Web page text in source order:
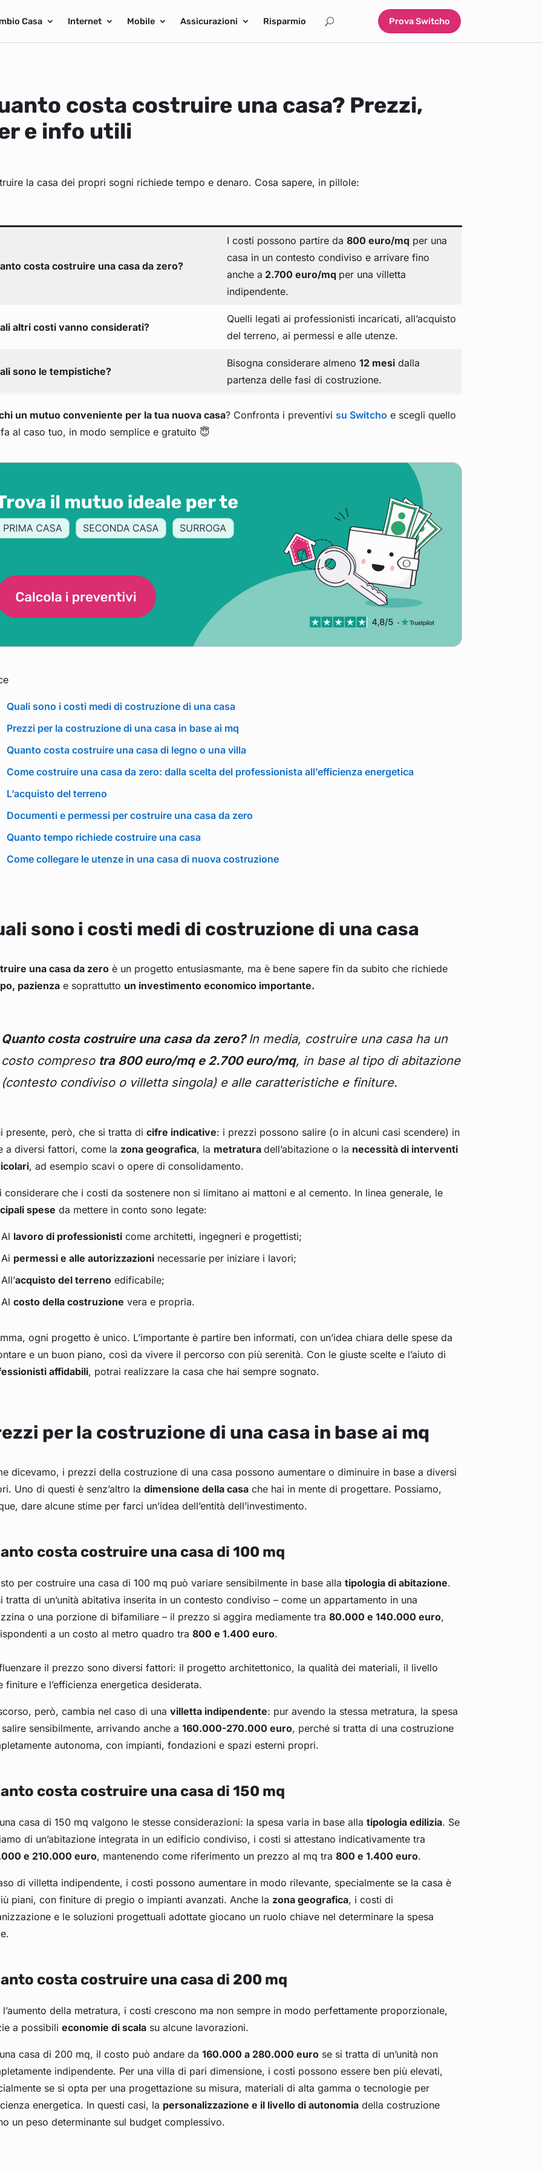
Casa Internet Mobile Assicurazioni Risparmio Prova Switcho
costa costruire una casa? Prezzi,
e info utili
la casa dei propri sogni richiede tempo e denaro. Cosa sapere, in pillole:
costa costruire una casa da zero?
I costi possono partire da 800 euro/mq per una
casa in un contesto condiviso e arrivare fino
anche a 2.700 euro/mq per una villetta
indipendente.
altri costi vanno considerati?
Quelli legati ai professionisti incaricati, all’acquisto
del terreno, ai permessi e alle utenze.
sono le tempistiche?
Bisogna considerare almeno 12 mesidalla
partenza delle fasi di costruzione.
un mutuo conveniente per la tua nuova casa? Confronta i preventivi su Switcho e scegli quello
al caso tuo, in modo semplice e gratuito 😇
Quali sono i costi medi di costruzione di una casa
Prezzi per la costruzione di una casa in base ai mq
Quanto costa costruire una casa di legno o una villa
Come costruire una casa da zero: dalla scelta del professionista all’efficienza energetica
L’acquisto del terreno
Documenti e permessi per costruire una casa da zero
Quanto tempo richiede costruire una casa
Come collegare le utenze in una casa di nuova costruzione
sono i costi medi di costruzione di una casa
una casa da zeroè un progetto entusiasmante, ma è bene sapere fin da subito che richiede
pazienzae soprattutto un investimento economico importante.
Quanto costa costruire una casa da zero?In media, costruire una casa ha un
costo compreso tra 800 euro/mq e 2.700 euro/mq, in base al tipo di abitazione
(contesto condiviso o villetta singola) e alle caratteristiche e finiture.
presente, però, che si tratta di cifre indicative: i prezzi possono salire (o in alcuni casi scendere) in
a diversi fattori, come la zona geografica, la metratura dell’abitazione o la necessità di interventi
, ad esempio scavi o opere di consolidamento.
considerare che i costi da sostenere non si limitano ai mattoni e al cemento. In linea generale, le
spese da mettere in conto sono legate:
Al lavoro di professionisti come architetti, ingegneri e progettisti;
Ai permessi e alle autorizzazioni necessarie per iniziare i lavori;
All’acquisto del terreno edificabile;
Alcosto della costruzione vera e propria.
ogni progetto è unico. L’importante è partire ben informati, con un’idea chiara delle spese da
e un buon piano, così da vivere il percorso con più serenità. Con le giuste scelte e l’aiuto di
affidabili, potrai realizzare la casa che hai sempre sognato.
per la costruzione di una casa in base ai mq
dicevamo, i prezzi della costruzione di una casa possono aumentare o diminuire in base a diversi
Uno di questi è senz’altro la dimensione della casache hai in mente di progettare. Possiamo,
dare alcune stime per farci un’idea dell’entità dell’investimento.
costa costruire una casa di 100 mq
per costruire una casa di 100 mq può variare sensibilmente in base alla tipologia di abitazione.
tratta di un’unità abitativa inserita in un contesto condiviso – come un appartamento in una
o una porzione di bifamiliare – il prezzo si aggira mediamente tra 80.000 e 140.000 euro,
a un costo al metro quadro tra 800 e 1.400 euro.
il prezzo sono diversi fattori: il progetto architettonico, la qualità dei materiali, il livello
finiture e l’efficienza energetica desiderata.
però, cambia nel caso di una villetta indipendente: pur avendo la stessa metratura, la spesa
sensibilmente, arrivando anche a 160.000-270.000 euro, perché si tratta di una costruzione
autonoma, con impianti, fondazioni e spazi esterni propri.
costa costruire una casa di 150 mq
casa di 150 mq valgono le stesse considerazioni: la spesa varia in base alla tipologia edilizia. Se
di un’abitazione integrata in un edificio condiviso, i costi si attestano indicativamente tra
e 210.000 euro, mantenendo come riferimento un prezzo al mq tra 800 e 1.400 euro.
di villetta indipendente, i costi possono aumentare in modo rilevante, specialmente se la casa è
piani, con finiture di pregio o impianti avanzati. Anche la zona geografica, i costi di
e le soluzioni progettuali adottate giocano un ruolo chiave nel determinare la spesa
costa costruire una casa di 200 mq
l’aumento della metratura, i costi crescono ma non sempre in modo perfettamente proporzionale,
a possibili economie di scalasu alcune lavorazioni.
casa di 200 mq, il costo può andare da 160.000 a 280.000 eurose si tratta di un’unità non
indipendente. Per una villa di pari dimensione, i costi possono essere ben più elevati,
se si opta per una progettazione su misura, materiali di alta gamma o tecnologie per
energetica. In questi casi, la personalizzazione e il livello di autonomiadella costruzione
un peso determinante sul budget complessivo.